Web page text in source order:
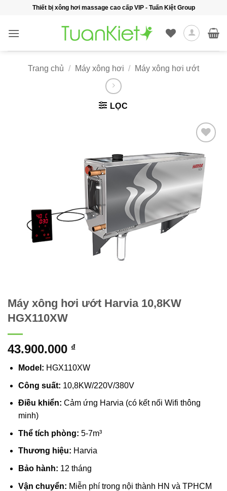
nội
Thiết bị xông hơi massage cao cấp VIP - Tuấn Kiệt Group
Trang chủ / Máy xông hơi / Máy xông hơi ướt
LỌC
Add to
wishlist
Máy xông hơi ướt Harvia 10,8KW
HGX110XW
43.900.000 ₫
Model: HGX110XW
Công suất: 10,8KW/220V/380V
Điều khiển: Cảm ứng Harvia (có kết nối Wifi thông
minh)
Thể tích phòng: 5-7m³
Thương hiệu: Harvia
Bảo hành: 12 tháng
Vận chuyển: Miễn phí trong nội thành HN và TPHCM